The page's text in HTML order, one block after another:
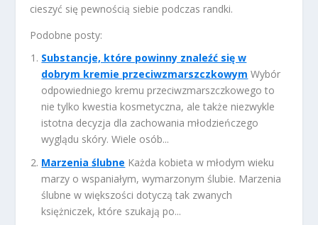
cieszyć się pewnością siebie podczas randki.
Podobne posty:
Substancje, które powinny znaleźć się w
dobrym kremie przeciwzmarszczkowym Wybór
odpowiedniego kremu przeciwzmarszczkowego to
nie tylko kwestia kosmetyczna, ale także niezwykle
istotna decyzja dla zachowania młodzieńczego
wyglądu skóry. Wiele osób...
Marzenia ślubne Każda kobieta w młodym wieku
marzy o wspaniałym, wymarzonym ślubie. Marzenia
ślubne w większości dotyczą tak zwanych
księżniczek, które szukają po...